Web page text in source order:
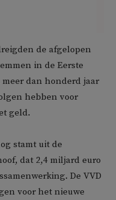
de afgelopen
in de Eerste
meer dan honderd jaar
hebben voor
geld.
stamt uit de
dat 2,4 miljard euro
De VVD
voor het nieuwe